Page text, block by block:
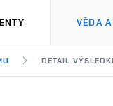
VĚDA
DETAIL